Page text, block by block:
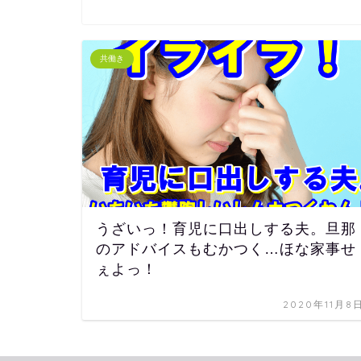
共働き
うざいっ！育児に口出しする夫。旦那
のアドバイスもむかつく…ほな家事せ
ぇよっ！
2020年11月8